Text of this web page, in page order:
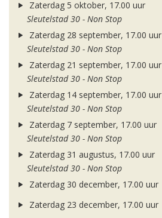
Zaterdag 5 oktober, 17.00 uur
Sleutelstad 30 - Non Stop
Zaterdag 28 september, 17.00 uur
Sleutelstad 30 - Non Stop
Zaterdag 21 september, 17.00 uur
Sleutelstad 30 - Non Stop
Zaterdag 14 september, 17.00 uur
Sleutelstad 30 - Non Stop
Zaterdag 7 september, 17.00 uur
Sleutelstad 30 - Non Stop
Zaterdag 31 augustus, 17.00 uur
Sleutelstad 30 - Non Stop
Zaterdag 30 december, 17.00 uur
Zaterdag 23 december, 17.00 uur